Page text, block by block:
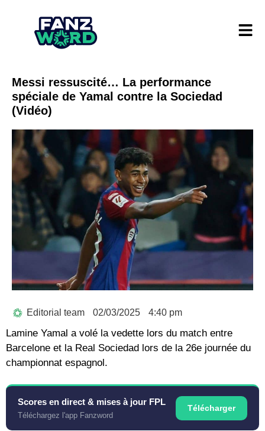
Messi ressuscité… La performance
spéciale de Yamal contre la Sociedad
(Vidéo)
Editorial team 02/03/2025 4:40 pm
Lamine Yamal a volé la vedette lors du match entre
Barcelone et la Real Sociedad lors de la 26e journée du
championnat espagnol.
Scores en direct & mises à jour FPL
Téléchargez l'app Fanzword
Télécharger